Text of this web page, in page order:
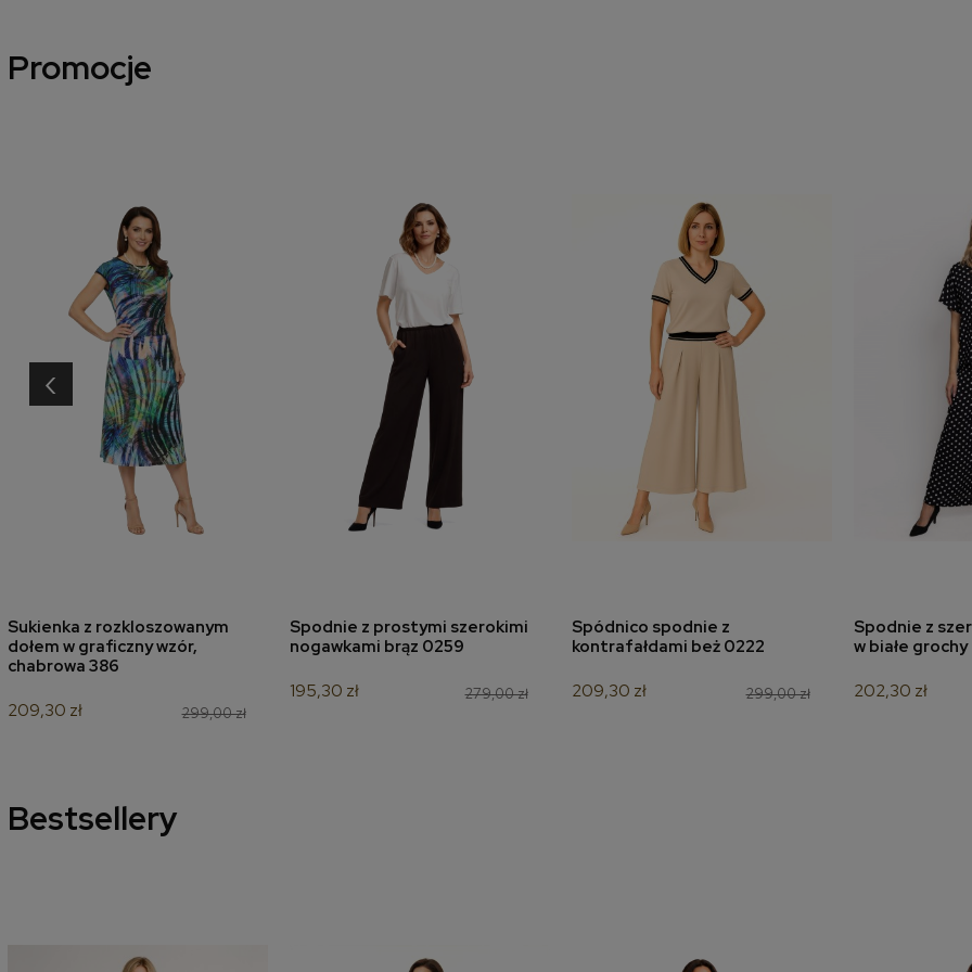
Promocje
dodaj do koszyka
Sukienka z rozkloszowanym
dołem w graficzny wzór,
chabrowa 386
299,00 zł
209,30 zł
dodaj do koszyka
Spodnie z prostymi szerokimi
nogawkami brąz 0259
279,00 zł
195,30 zł
dodaj do koszyka
Spódnico spodnie z
kontrafałdami beż 0222
299,00 zł
209,30 zł
dodaj
Spodnie z
w białe
202,30 zł
‹
Bestsellery